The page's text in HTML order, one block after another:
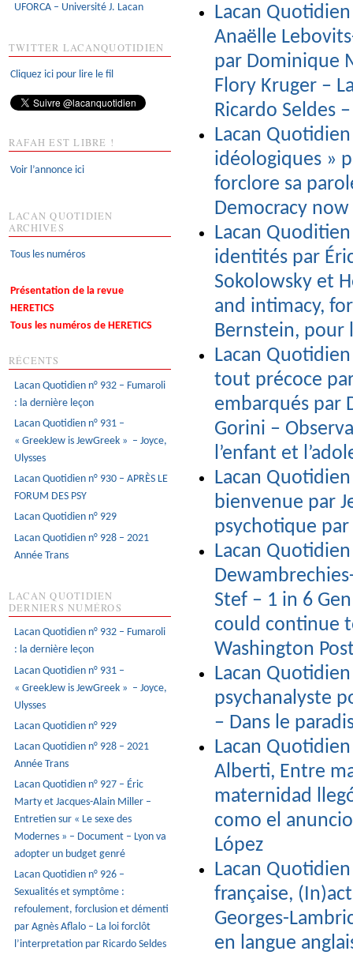
Lacan
Anaëlle
par Dominique
Flory Kruger –
Ricardo Seldes
Lacan
idéologiques »
forclore sa
Democracy
Lacan
identités par
Sokolowsky et
and intimacy,
Bernstein, pour
Lacan
tout précoce
embarqués par
Gorini –
l’enfant et
Lacan
bienvenue par
psychotique
Lacan
Stef – 1 in 6
could continue
Washington
Lacan
psychanalyste
– Dans le
Lacan
Alberti, Entre
maternidad
como el
López
Lacan
française,
Georges-
en langue
UFORCA – Université J. Lacan
TWITTER LACANQUOTIDIEN
Cliquez ici pour lire le fil
RAFAH EST LIBRE !
Voir l’annonce ici
LACAN QUOTIDIEN
ARCHIVES
Tous les numéros
Présentation de la revue
HERETICS
Tous les numéros de HERETICS
RÉCENTS
Lacan Quotidien n° 932 – Fumaroli
: la dernière leçon
Lacan Quotidien n° 931 –
« GreekJew is JewGreek » – Joyce,
Ulysses
Lacan Quotidien n° 930 – APRÈS LE
FORUM DES PSY
Lacan Quotidien n° 929
Lacan Quotidien n° 928 – 2021
Année Trans
LACAN QUOTIDIEN
DERNIERS NUMÉROS
Lacan Quotidien n° 932 – Fumaroli
: la dernière leçon
Lacan Quotidien n° 931 –
« GreekJew is JewGreek » – Joyce,
Ulysses
Lacan Quotidien n° 929
Lacan Quotidien n° 928 – 2021
Année Trans
Lacan Quotidien n° 927 – Éric
Marty et Jacques-Alain Miller –
Entretien sur « Le sexe des
Modernes » – Document – Lyon va
adopter un budget genré
Lacan Quotidien n° 926 –
Sexualités et symptôme :
refoulement, forclusion et démenti
par Agnès Aflalo – La loi forclôt
l’interpretation par Ricardo Seldes